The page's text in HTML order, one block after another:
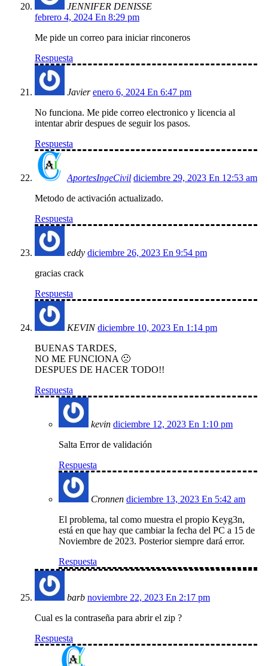
JENNIFER DENISSE
febrero 4, 2024 En 8:29 pm
Me pide un correo para iniciar rinconeros
Respuesta
Javier enero 6, 2024 En 6:47 pm
No funciona. Me pide correo electronico y licencia al
intentar abrir despues de seguir los pasos.
Respuesta
AportesIngeCivil diciembre 29, 2023 En 12:53 am
Metodo de activación actualizado.
Respuesta
eddy diciembre 26, 2023 En 9:54 pm
gracias crack
Respuesta
KEVIN diciembre 10, 2023 En 1:14 pm
BUENAS TARDES,
NO ME FUNCIONA 🙁
DESPUES DE HACER TODO!!
Respuesta
kevin diciembre 12, 2023 En 1:10 pm
Salta Error de validación
Respuesta
Cronnen diciembre 13, 2023 En 5:42 am
El problema, tal como muestra el propio Keyg3n,
está en que hay que cambiar la fecha del PC a 15 de
Noviembre de 2023. Posterior siempre dará error.
Respuesta
barb noviembre 22, 2023 En 2:17 pm
Cual es la contraseña para abrir el zip ?
Respuesta